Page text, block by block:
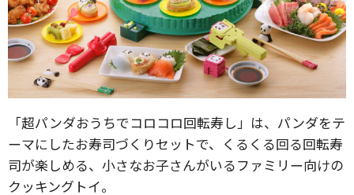
「超パンダおうちでコロコロ回転寿し」は、パンダをテ
ーマにしたお寿司づくりセットで、くるくる回る回転寿
司が楽しめる、小さなお子さんがいるファミリー向けの
クッキングトイ。